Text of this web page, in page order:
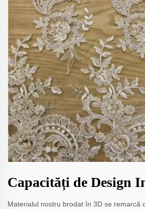
Capacități de Design
Materialul nostru brodat în 3D se remarcă